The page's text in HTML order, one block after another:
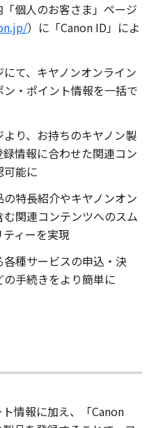
個人のお客さま」ページ
）に「Canon ID」によ
て、キヤノンオンライン
・ポイント情報を一括で
り、お持ちのキヤノン製
情報に合わせた関連コン
可能に
特長紹介やキヤノンオン
関連コンテンツへのスム
ィーを実現
種サービスの申込・決
手続きをより簡単に
情報に加え、「Canon